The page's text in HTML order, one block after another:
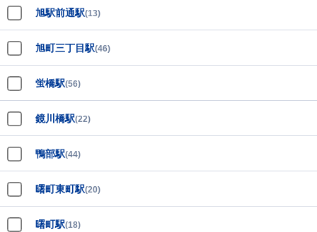
旭駅前通駅(13)
旭町三丁目駅(46)
蛍橋駅(56)
鏡川橋駅(22)
鴨部駅(44)
曙町東町駅(20)
曙町駅(18)